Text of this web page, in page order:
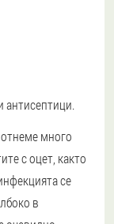
антисептици.
много
с оцет, както
се
в